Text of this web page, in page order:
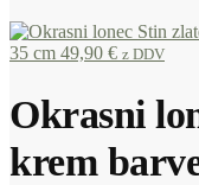
35 cm 49,90 € z DDV
Okrasni
krem